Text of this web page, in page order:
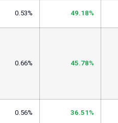
49.18%
0.53%
45.78%
0.66%
36.51%
0.56%